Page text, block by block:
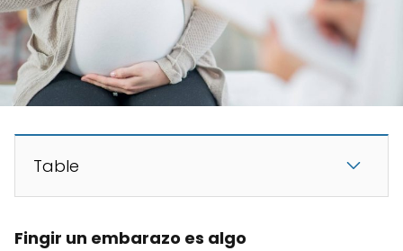
Table
Fingir un embarazo es algo